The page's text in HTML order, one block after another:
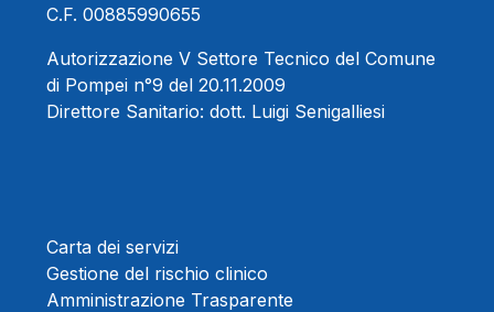
C.F. 00885990655
Autorizzazione V Settore Tecnico del Comune
di Pompei n°9 del 20.11.2009
Direttore Sanitario: dott. Luigi Senigalliesi
Carta dei servizi
Gestione del rischio clinico
Amministrazione Trasparente